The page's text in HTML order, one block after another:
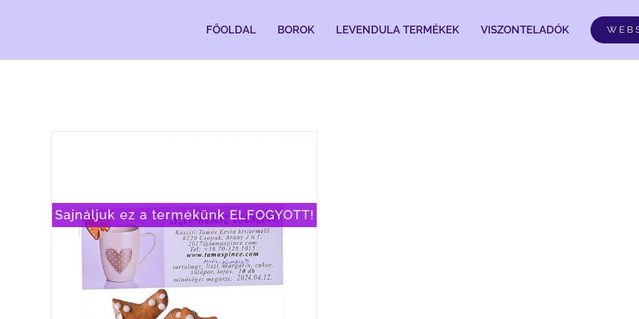
FŐOLDAL BOROK LEVENDULA TERMÉKEK VISZONTELADÓK
Sajnáljuk ez a termékünk ELFOGYOTT!